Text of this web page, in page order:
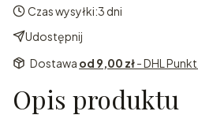
Czas wysyłki:3 dni
Udostępnij
Dostawa od 9,00 zł- DHL
Opis produktu